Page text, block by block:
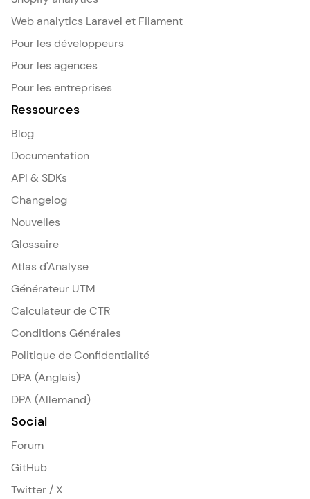
Web analytics Laravel et Filament
Pour les développeurs
Pour les agences
Pour les entreprises
Ressources
Blog
Documentation
API & SDKs
Changelog
Nouvelles
Glossaire
Atlas d'Analyse
Générateur UTM
Calculateur de CTR
Conditions Générales
Politique de Confidentialité
DPA (Anglais)
DPA (Allemand)
Social
Forum
GitHub
Twitter / X